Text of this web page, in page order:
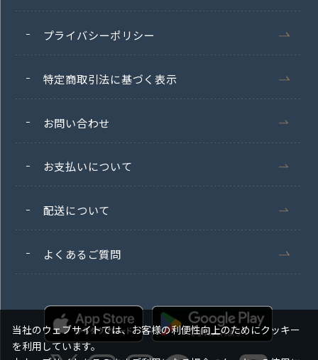
プライバシーポリシー
特定商取引法に基づく表示
お問い合わせ
お支払いについて
配送について
よくあるご質問
当社のウェブサイトでは、お客様の利便性向上のためにクッキー
を利用しています。